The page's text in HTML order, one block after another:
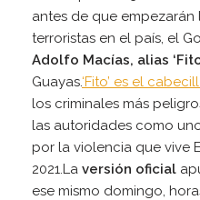
antes de que
terroristas en el país, el
Adolfo Macías, alias
Guayas.‘Fito’ es el
los criminales más
las autoridades como
por la violencia que vive
2021.La versión oficial
ese mismo domingo,